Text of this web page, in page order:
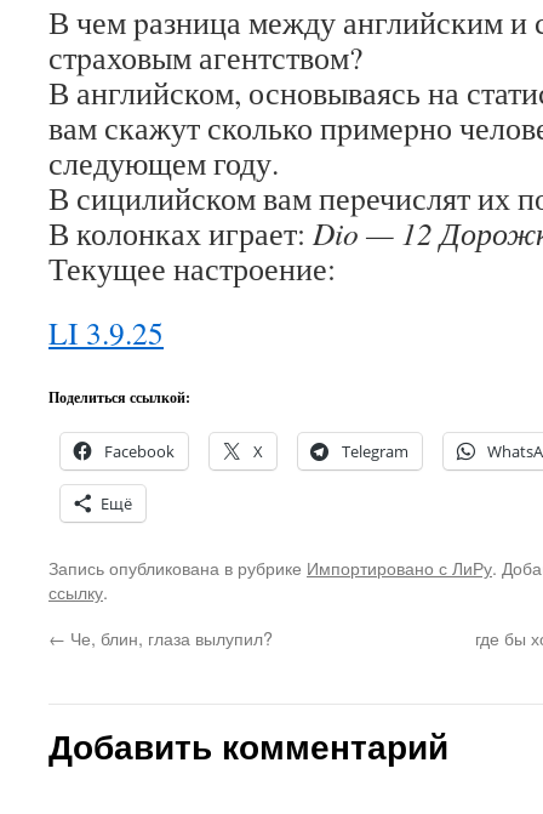
В чем pазница между английским и
стpаховым агентством?
В английском, основываясь на
вам скажут сколько пpимеpно
следующем году.
В сицилийском вам пеpечислят их
В колонках играет: Dio — 12
Текущее настроение:
LI 3.9.25
Поделиться ссылкой:
Facebook X Telegram
Ещё
Запись опубликована в рубрике Импортировано с ЛиРу.
ссылку.
← Че, блин, глаза вылупил? где бы
Добавить комментарий